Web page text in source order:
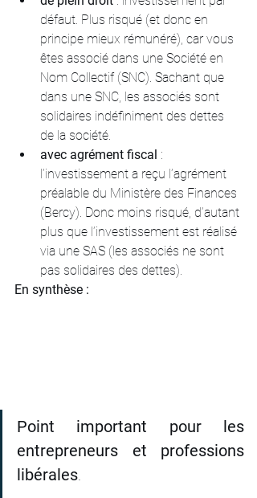
défaut. Plus risqué (et donc en
principe mieux rémunéré), car vous
êtes associé dans une Société en
Nom Collectif (SNC). Sachant que
dans une SNC, les associés sont
solidaires indéfiniment des dettes
de la société.
avec agrément fiscal :
l’investissement a reçu l’agrément
préalable du Ministère des Finances
(Bercy). Donc moins risqué, d’autant
plus que l’investissement est réalisé
via une SAS (les associés ne sont
pas solidaires des dettes).
En synthèse :
Point important pour les
entrepreneurs et professions
libérales.